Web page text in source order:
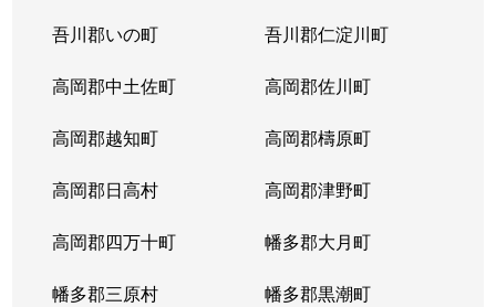
吾川郡いの町 吾川郡仁淀川町
高岡郡中土佐町 高岡郡佐川町
高岡郡越知町 高岡郡檮原町
高岡郡日高村 高岡郡津野町
高岡郡四万十町 幡多郡大月町
幡多郡三原村 幡多郡黒潮町